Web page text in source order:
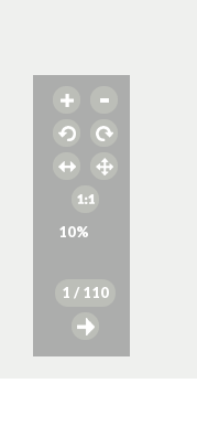
10%
1 / 110